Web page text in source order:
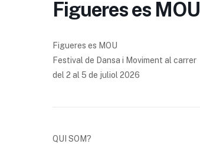
Figueres es MOU
Figueres es MOU
Festival de Dansa i Moviment al carrer
del 2 al 5 de juliol 2026
QUI SOM?